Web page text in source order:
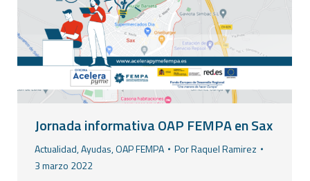
Jornada informativa OAP FEMPA en Sax
Actualidad,Ayudas,OAP FEMPA PorRaquel Ramirez
3 marzo 2022